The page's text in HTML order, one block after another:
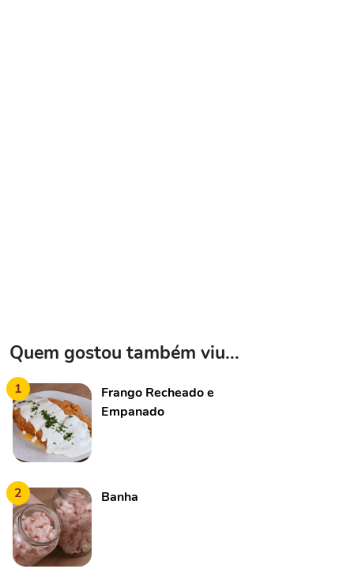
Quem gostou também viu...
1
Frango Recheado e
Empanado
2 Banha